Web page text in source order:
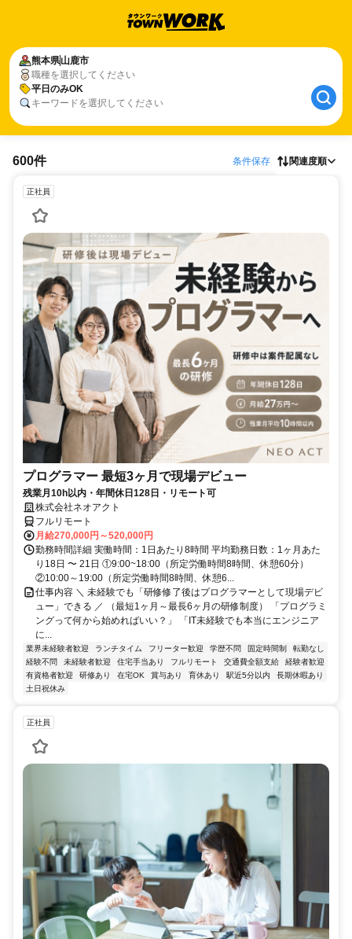
熊本県山鹿市
職種を選択してください
平日のみOK
キーワードを選択してください
600件 条件保存 関連度順
正社員
プログラマー 最短3ヶ月で現場デビュー
残業月10h以内・年間休日128日・リモート可
株式会社ネオアクト
フルリモート
月給270,000円～520,000円
勤務時間詳細 実働時間：1日あたり8時間 平均勤務日数：1ヶ月あた
り18日 〜 21日 ①9:00~18:00（所定労働時間8時間、休憩60分）
②10:00～19:00（所定労働時間8時間、休憩6...
仕事内容 ＼ 未経験でも「研修修了後はプログラマーとして現場デビ
ュー」できる ／ （最短1ヶ月～最長6ヶ月の研修制度） 「プログラミ
ングって何から始めればいい？」 「IT未経験でも本当にエンジニア
に...
業界未経験者歓迎 ランチタイム フリーター歓迎 学歴不問 固定時間制
転勤なし
経験不問
未経験者歓迎 住宅手当あり フルリモート 交通費全額支給
経験者歓迎
有資格者歓迎
研修あり 在宅OK 賞与あり 育休あり 駅近5分以内
長期休暇あり
土日祝休み
正社員